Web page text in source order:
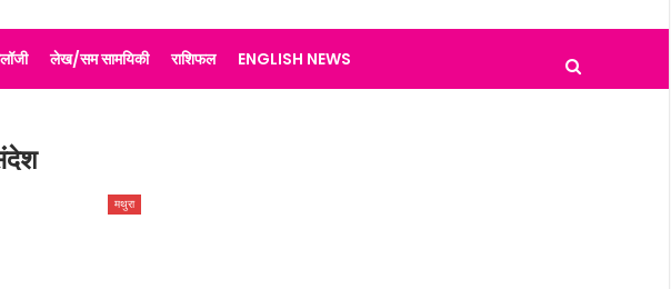
लेख/सम सामयिकी राशिफल ENGLISH NEWS
मथुरा